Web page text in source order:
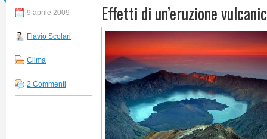
9 aprile 2009
Flavio Scolari
Clima
2 Commenti
Effetti di un’eruzione